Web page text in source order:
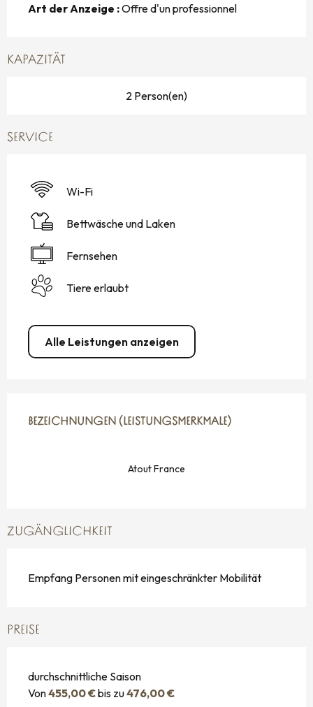
Art der Anzeige :Offre d'un professionnel
KAPAZITÄT
2 Person(en)
SERVICE
Wi-Fi
Bettwäsche und Laken
Fernsehen
Tiere erlaubt
Alle Leistungen anzeigen
BEZEICHNUNGEN (LEISTUNGSMERKMALE)
BEZEICHNUNGEN (LEISTUNGSMERKMALE)
Atout France
ZUGÄNGLICHKEIT
Empfang Personen mit eingeschränkter Mobilität
PREISE
durchschnittliche Saison
Von455,00 €bis zu476,00 €